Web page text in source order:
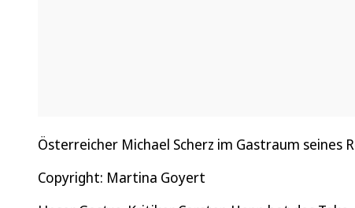
Österreicher Michael Scherz im Gastraum seines
Copyright: Martina Goyert